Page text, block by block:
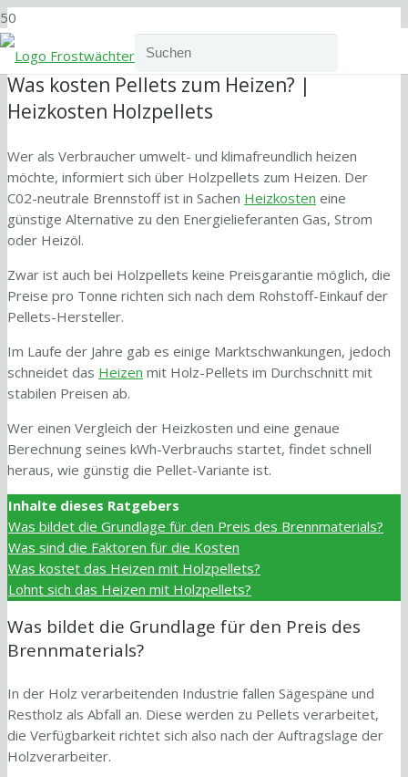
Was kosten Pellets zum Heizen? |
Heizkosten Holzpellets
Wer als Verbraucher umwelt- und klimafreundlich heizen
möchte, informiert sich über Holzpellets zum Heizen. Der
C02-neutrale Brennstoff ist in Sachen Heizkosten eine
günstige Alternative zu den Energielieferanten Gas, Strom
oder Heizöl.
Zwar ist auch bei Holzpellets keine Preisgarantie möglich, die
Preise pro Tonne richten sich nach dem Rohstoff-Einkauf der
Pellets-Hersteller.
Im Laufe der Jahre gab es einige Marktschwankungen, jedoch
schneidet das Heizen mit Holz-Pellets im Durchschnitt mit
stabilen Preisen ab.
Wer einen Vergleich der Heizkosten und eine genaue
Berechnung seines kWh-Verbrauchs startet, findet schnell
heraus, wie günstig die Pellet-Variante ist.
Inhalte dieses Ratgebers
Was bildet die Grundlage für den Preis des Brennmaterials?
Was sind die Faktoren für die Kosten
Was kostet das Heizen mit Holzpellets?
Lohnt sich das Heizen mit Holzpellets?
Was bildet die Grundlage für den Preis des
Brennmaterials?
In der Holz verarbeitenden Industrie fallen Sägespäne und
Restholz als Abfall an. Diese werden zu Pellets verarbeitet,
die Verfügbarkeit richtet sich also nach der Auftragslage der
Holzverarbeiter.